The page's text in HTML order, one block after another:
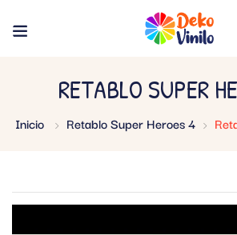
RETABLO SUPER
Inicio Retablo Super Heroes 4